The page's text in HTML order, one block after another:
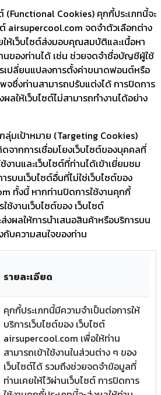
(Functional Cookies) คุกกี้ประเภทนี้จะ
airsupercool.com จดจำตัวเลือกต่าง
ให้เว็บไซต์ส่งมอบคุณสมบัติและเนื้อหา
นของท่านได้ เช่น ช่วยจดจำชื่อบัญชีผู้ใช้
เปลี่ยนแปลงการตั้งค่าขนาดฟอนต์หรือ
จซึ่งท่านสามารถปรับแต่งได้ การปิดการ
ลให้เว็บไซต์ไม่สามารถทำงานได้อย่าง
ลุ่มเป้าหมาย (Targeting Cookies)
จากการเชื่อมโยงเว็บไซต์ของบุคคลที่
งานและเว็บไซต์ที่ท่านได้เข้าเยี่ยมชม
รบนเว็บไซต์อื่นที่ไม่ใช่เว็บไซต์ของ
ทั้งนี้ หากท่านปิดการใช้งานคุกกี้
ช้งานเว็บไซต์ของ เว็บไซต์
ผลให้การนำเสนอสินค้าหรือบริการบน
บความสนใจของท่าน
รายละเอียด
คุกกี้ประเภทนี้มีความจำเป็นต่อการให้
บริการเว็บไซต์ของ เว็บไซต์
airsupercool.com เพื่อให้ท่าน
สามารถเข้าใช้งานในส่วนต่าง ๆ ของ
เว็บไซต์ได้ รวมถึงช่วยจดจำข้อมูลที่
ท่านเคยให้ไว้ผ่านเว็บไซต์ การปิดการ